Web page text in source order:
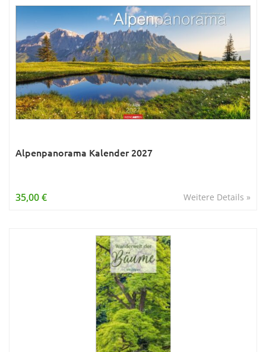
Alpenpanorama Kalender 2027
Weitere Details »
35,00 €